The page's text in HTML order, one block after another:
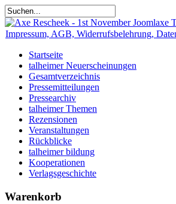
Impressum, AGB, Widerrufsbelehrung,
Startseite
talheimer Neuerscheinungen
Gesamtverzeichnis
Pressemitteilungen
Pressearchiv
talheimer Themen
Rezensionen
Veranstaltungen
Rückblicke
talheimer bildung
Kooperationen
Verlagsgeschichte
Warenkorb